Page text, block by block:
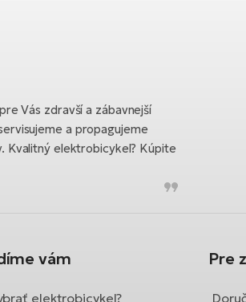
Vás zdravší a zábavnejší
a propagujeme
Kvalitný elektrobicykel? Kúpite
vám
elektrobicykel?
Pre